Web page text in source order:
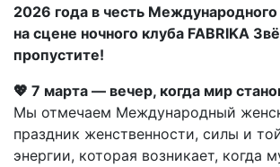
2026 года в честь
на сцене ночного клуба FABRIKA
пропустите!
💖 7 марта — вечер, когда мир
Мы отмечаем Международный
праздник женственности, силы и
энергии, которая возникает, когда